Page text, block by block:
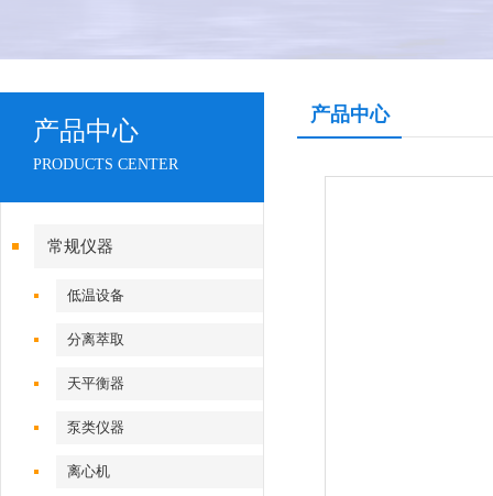
产品中心
PRODUCTS CENTER
常规仪器
低温设备
分离萃取
天平衡器
泵类仪器
离心机
产品中心